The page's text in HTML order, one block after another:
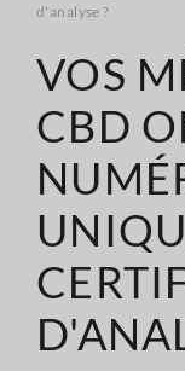
d'analyse ?
VOS
CBD